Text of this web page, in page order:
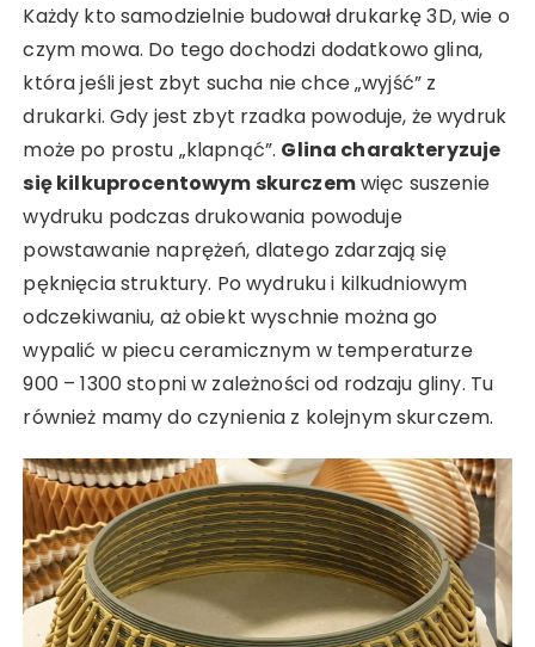
Każdy kto samodzielnie budował drukarkę 3D, wie o
czym mowa. Do tego dochodzi dodatkowo glina,
która jeśli jest zbyt sucha nie chce „wyjść” z
drukarki. Gdy jest zbyt rzadka powoduje, że wydruk
może po prostu „klapnąć”. Glina charakteryzuje
się kilkuprocentowym skurczemwięc suszenie
wydruku podczas drukowania powoduje
powstawanie naprężeń, dlatego zdarzają się
pęknięcia struktury. Po wydruku i kilkudniowym
odczekiwaniu, aż obiekt wyschnie można go
wypalić w piecu ceramicznym w temperaturze
900 – 1300 stopni w zależności od rodzaju gliny. Tu
również mamy do czynienia z kolejnym skurczem.